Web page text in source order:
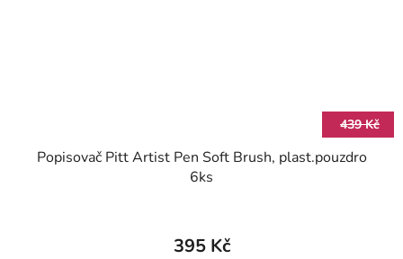
439 Kč
Popisovač Pitt Artist Pen Soft Brush, plast.pouzdro
6ks
395 Kč